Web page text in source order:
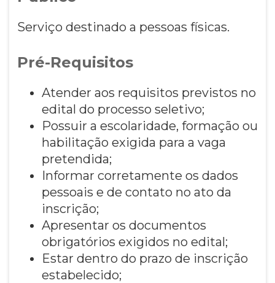
Serviço destinado a pessoas físicas.
Pré-Requisitos
Atender aos requisitos previstos no
edital do processo seletivo;
Possuir a escolaridade, formação ou
habilitação exigida para a vaga
pretendida;
Informar corretamente os dados
pessoais e de contato no ato da
inscrição;
Apresentar os documentos
obrigatórios exigidos no edital;
Estar dentro do prazo de inscrição
estabelecido;